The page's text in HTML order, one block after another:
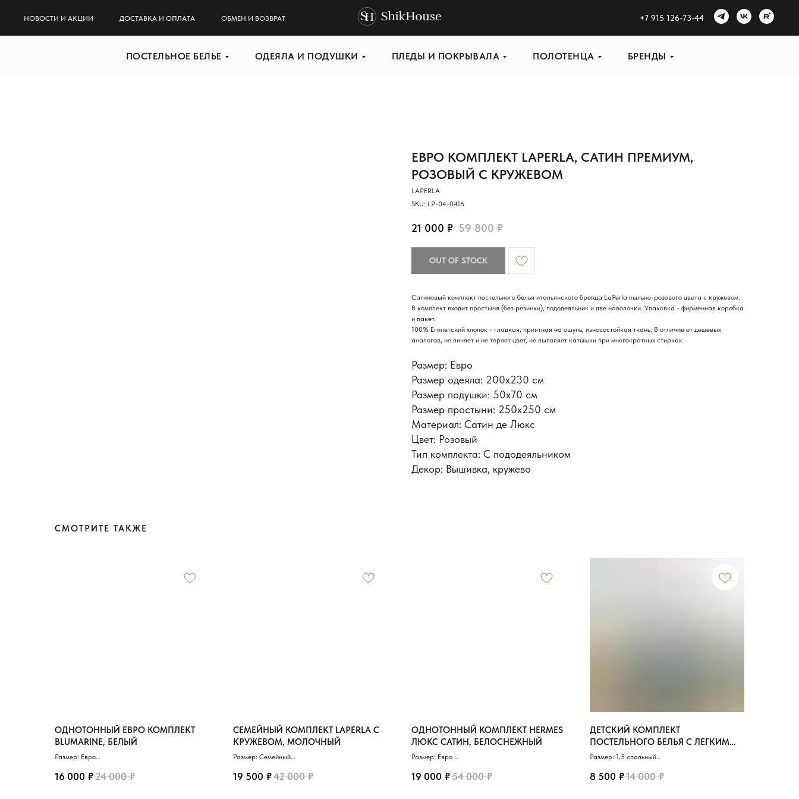
НОВОСТИ И АКЦИИ ДОСТАВКА И ОПЛАТА ОБМЕН И ВОЗВРАТ +7 915 126-73-44
ПОСТЕЛЬНОЕ БЕЛЬЕ ОДЕЯЛА И ПОДУШКИ ПЛЕДЫ И ПОКРЫВАЛА ПОЛОТЕНЦА БРЕНДЫ
ЕВРО КОМПЛЕКТ LAPERLA, САТИН ПРЕМИУМ,
РОЗОВЫЙ С КРУЖЕВОМ
LAPERLA
SKU: LP-04-0416
21 000 ₽ 59 800 ₽
OUT OF STOCK
Сатиновый комплект постельного белья итальянского бренда LaPerla пыльно-розового цвета с кружевом.
В комплект входит простыня (без резинки), пододеяльник и две наволочки. Упаковка - фирменная коробка
и пакет.
100% Египетский хлопок - гладкая, приятная на ощупь, износостойкая ткань. В отличие от дешевых
аналогов, не линяет и не теряет цвет, не выявляет катышки при многократных стирках.
Размер: Евро
Размер одеяла: 200х230 см
Размер подушки: 50x70 см
Размер простыни: 250х250 см
Материал: Сатин де Люкс
Цвет: Розовый
Тип комплекта: С пододеяльником
Декор: Вышивка, кружево
СМОТРИТЕ ТАКЖЕ
ОДНОТОННЫЙ ЕВРО КОМПЛЕКТ
BLUMARINE, БЕЛЫЙ
Размер: Евро
Пододеяльник: 200х230 см
16 000 ₽24 000 ₽
СЕМЕЙНЫЙ КОМПЛЕКТ LAPERLA С
КРУЖЕВОМ, МОЛОЧНЫЙ
Размер: Семейный
Пододеяльник: 150х200 см (2)
19 500 ₽42 000 ₽
ОДНОТОННЫЙ КОМПЛЕКТ HERMES
ЛЮКС САТИН, БЕЛОСНЕЖНЫЙ
Размер: Евро
Пододеяльник: 200х230 см
19 000 ₽54 000 ₽
ДЕТСКИЙ КОМПЛЕКТ
ПОСТЕЛЬНОГО БЕЛЬЯ С ЛЕГКИМ
ОДЕЯЛОМ СИНИЙ С МАШИНКАМИ
Размер: 1,5 спальный
Легкое одеяло: 150х200 см
8 500 ₽14 000 ₽